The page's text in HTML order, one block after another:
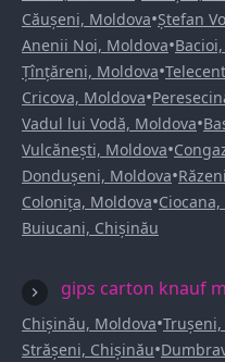
Căușeni, Moldova•Ștefan
Anenii Noi, Moldova•
Țînțăreni, Moldova•
Cricova, Moldova•
Vadul lui Vodă, Moldova•
Vulcănești, Moldova•
Dondușeni, Moldova•
Colonița, Moldova•
Buiucani, Chișinău
gips carton knauf
Chișinău, Moldova•
Strășeni, Chișinău•